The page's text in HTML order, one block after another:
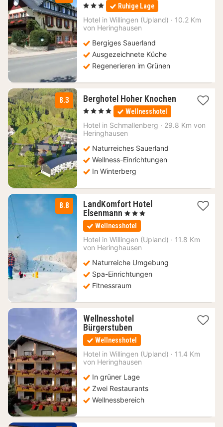
88,67
, 3 Sterne Ruhige Lage
Hotel in Willingen (Upland) · 10.2 Km
von Heringhausen
Bergiges Sauerland
Ausgezeichnete Küche
Regenerieren im Grünen
8.3 Berghotel Hoher Knochen1
147,50
, 4 Sterne Wellnesshotel
Hotel in Schmallenberg · 29.8 Km von
Heringhausen
Naturreiches Sauerland
Wellness-Einrichtungen
In Winterberg
8.8
LandKomfort Hotel
Elsenmann 1
Nacht
ab
158
€
, 3 Sterne
Wellnesshotel
Hotel in Willingen (Upland) · 11.8 Km
von Heringhausen
Naturreiche Umgebung
Spa-Einrichtungen
Fitnessraum
Wellnesshotel
Bürgerstuben2
Nächte
ab
175
€
Wellnesshotel
Hotel in Willingen (Upland) · 11.4 Km
von Heringhausen
In grüner Lage
Zwei Restaurants
Wellnessbereich